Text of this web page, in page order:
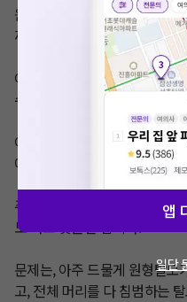
원형탈모는 하나씩 생기기도
꺼번에 생기기도 합니다.
이는 복불복이라 누가 몇개가
수는 없답니다.
이렇게 여러개가 생겨도 각 병
에서 충분히 해결은 가능합니
주사가 따끔따끔하다는 단점
도 하고 맞을만 합니다.
문제는, 아주 드물게 원형탈
고, 전체 머리를 다 침범하는
앱
일단